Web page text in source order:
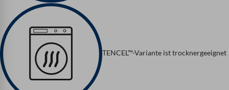
TENCEL™-Variante ist trocknergeeignet